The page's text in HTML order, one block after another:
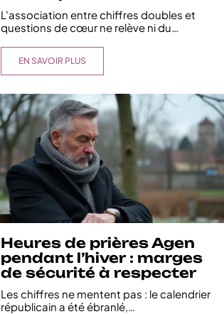
L'association entre chiffres doubles et
questions de cœur ne relève ni du…
EN SAVOIR PLUS
Heures de prières Agen
pendant l’hiver : marges
de sécurité à respecter
Les chiffres ne mentent pas : le calendrier
républicain a été ébranlé,…